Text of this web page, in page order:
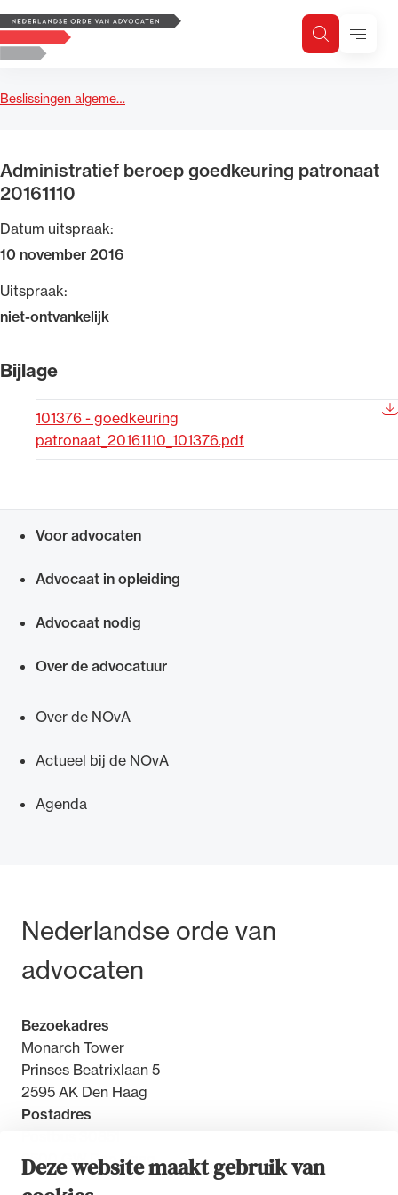
Deze website maakt gebruik van
Logo, to the homepage
ZoekenMenu
Beslissingen algeme…
Administratief beroep goedkeuring patronaat
20161110
Datum uitspraak:
10 november 2016
Uitspraak:
niet-ontvankelijk
Bijlage
101376 - goedkeuring
patronaat_20161110_101376.pdf
Voor advocaten
Advocaat in opleiding
Advocaat nodig
Over de advocatuur
Over de NOvA
Actueel bij de NOvA
Agenda
Bezoek- en postadres
Nederlandse orde van
advocaten
Bezoekadres
Monarch Tower
Prinses Beatrixlaan 5
2595 AK Den Haag
Postadres
2500 GW Den Haag
Zoeken
Zoek op trefwoord
Uitgelicht
Van de Advocatenwet tot de Verordening op
beroepsuitoefening: van de advocatenpas tot
geheimhoudernummers.